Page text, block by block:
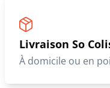
Livraison So
À domicile ou en